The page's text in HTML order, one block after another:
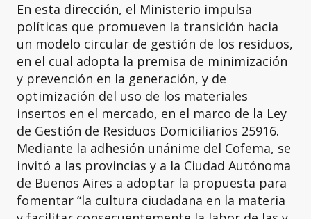
En esta dirección, el Ministerio impulsa
políticas que promueven la transición hacia
un modelo circular de gestión de los residuos,
en el cual adopta la premisa de minimización
y prevención en la generación, y de
optimización del uso de los materiales
insertos en el mercado, en el marco de la Ley
de Gestión de Residuos Domiciliarios 25916.
Mediante la adhesión unánime del Cofema, se
invitó a las provincias y a la Ciudad Autónoma
de Buenos Aires a adoptar la propuesta para
fomentar “la cultura ciudadana en la materia